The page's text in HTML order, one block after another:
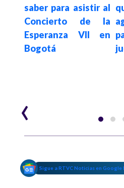
saber para asistir al
Concierto de la
Esperanza VII en
Bogotá
‹
Sigue a RTVC Noticias en Google